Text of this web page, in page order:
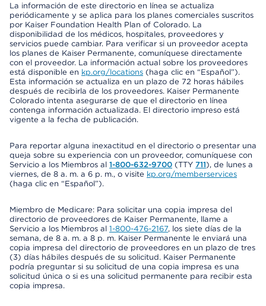
La información de este directorio en línea se actualiza
periódicamente y se aplica para los planes comerciales suscritos
por Kaiser Foundation Health Plan of Colorado. La
disponibilidad de los médicos, hospitales, proveedores y
servicios puede cambiar. Para verificar si un proveedor acepta
los planes de Kaiser Permanente, comuníquese directamente
con el proveedor. La información actual sobre los proveedores
está disponible en kp.org/locations (haga clic en “Español”).
Esta información se actualiza en un plazo de 72 horas hábiles
después de recibirla de los proveedores. Kaiser Permanente
Colorado intenta asegurarse de que el directorio en línea
contenga información actualizada. El directorio impreso está
vigente a la fecha de publicación.
Para reportar alguna inexactitud en el directorio o presentar una
queja sobre su experiencia con un proveedor, comuníquese con
Servicio a los Miembros al 1-800-632-9700 (TTY 711), de lunes a
viernes, de 8 a. m. a 6 p. m., o visite kp.org/memberservices
(haga clic en “Español”).
Miembro de Medicare: Para solicitar una copia impresa del
directorio de proveedores de Kaiser Permanente, llame a
Servicio a los Miembros al 1-800-476-2167, los siete días de la
semana, de 8 a. m. a 8 p. m. Kaiser Permanente le enviará una
copia impresa del directorio de proveedores en un plazo de tres
(3) días hábiles después de su solicitud. Kaiser Permanente
podría preguntar si su solicitud de una copia impresa es una
solicitud única o si es una solicitud permanente para recibir esta
copia impresa.